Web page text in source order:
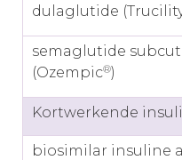
dulaglutide
semaglutide
(Ozempic®)
Kortwerkende
biosimilar insuline